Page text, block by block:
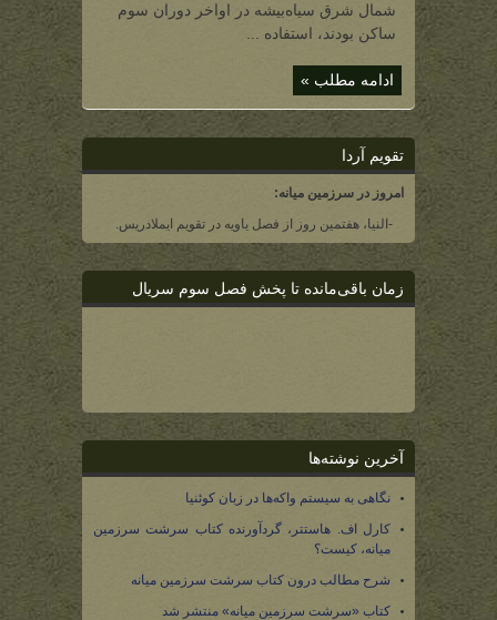
شمال شرق سیاه‌‌‌بیشه در اواخر دوران سوم
ساکن بودند، استفاده ...
ادامه مطلب »
تقویم آردا
امروز در سرزمین میانه:
-النیا، هفتمین روز از فصل یاویه در تقویم ایملادریس.
زمان باقی‌مانده تا پخش فصل سوم سریال
آخرین نوشته‌ها
نگاهی به سیستم واکه‌ها در زبان کوئنیا
کارل اف. هاستتر، گردآورنده کتاب سرشت سرزمین
میانه، کیست؟
شرح مطالب درون کتاب سرشت سرزمین میانه
کتاب «سرشت سرزمین میانه» منتشر شد